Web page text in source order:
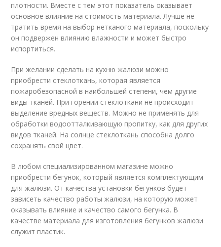
плотности. Вместе с тем этот показатель оказывает
основное влияние на стоимость материала. Лучше не
тратить время на выбор нетканого материала, поскольку
он подвержен влиянию влажности и может быстро
испортиться.
При желании сделать на кухню жалюзи можно
приобрести стеклоткань, которая является
пожаробезопасной в наибольшей степени, чем другие
виды тканей. При горении стеклоткани не происходит
выделение вредных веществ. Можно не применять для
обработки водоотталкивающую пропитку, как для других
видов тканей. На солнце стеклоткань способна долго
сохранять свой цвет.
В любом специализированном магазине можно
приобрести бегунок, который является комплектующим
для жалюзи. От качества установки бегунков будет
зависеть качество работы жалюзи, на которую может
оказывать влияние и качество самого бегунка. В
качестве материала для изготовления бегунков жалюзи
служит пластик.